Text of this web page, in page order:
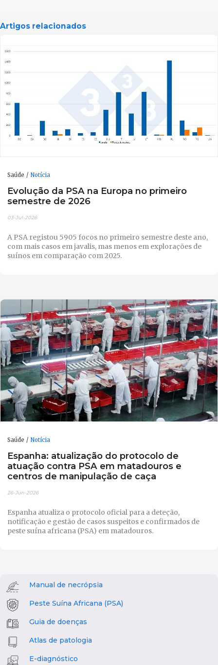
Artigos relacionados
Saúde Notícia
Evolução da PSA na Europa no primeiro
semestre de 2026
03-Jul-2026
A PSA registou 5905 focos no primeiro semestre deste ano,
com mais casos em javalis, mas menos em explorações de
suínos em comparação com 2025.
Saúde Notícia
Espanha: atualização do protocolo de
atuação contra PSA em matadouros e
centros de manipulação de caça
26-Jun-2026
Espanha atualiza o protocolo oficial para a deteção,
notificação e gestão de casos suspeitos e confirmados de
peste suína africana (PSA) em matadouros.
Manual de necrópsia
Peste Suína Africana (PSA)
Guia de doenças
Atlas de patologia
E-diagnóstico